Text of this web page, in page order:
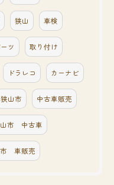
狭山 車検
ツ 取り付け
ドラレコ カーナビ
狭山市 中古車販売
市 中古車
車販売